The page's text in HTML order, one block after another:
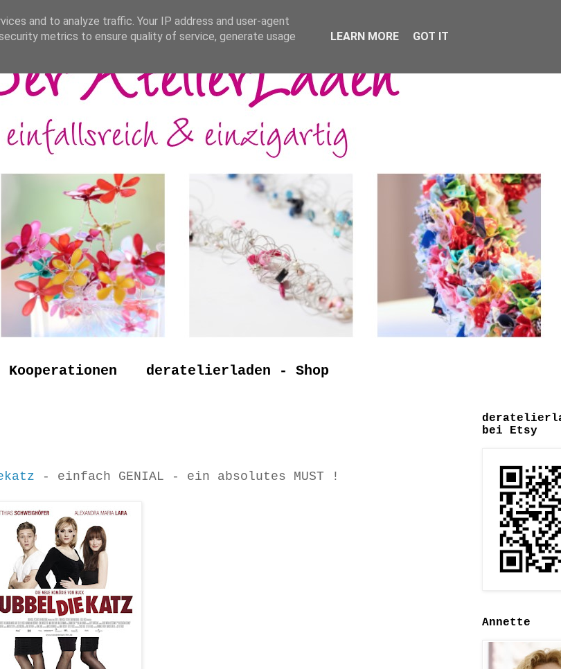
Kooperationen deratelierladen - Shop
- einfach GENIAL - ein absolutes MUST !
bei Etsy
Annette
and to analyze traffic. Your IP address and user-agent
metrics to ensure quality of service, generate usage
LEARN MORE GOT IT